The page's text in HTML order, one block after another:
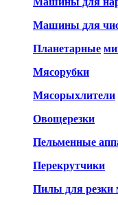
Машины для
Планетарные
Мясорубки
Мясорыхлители
Овощерезки
Пельменные
Перекрутчики
Пилы для резки